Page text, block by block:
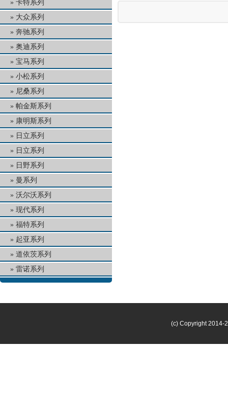
卡特系列
大众系列
奔驰系列
奥迪系列
宝马系列
小松系列
尼桑系列
帕金斯系列
康明斯系列
日立系列
日立系列
日野系列
曼系列
沃尔沃系列
现代系列
福特系列
起亚系列
道依茨系列
雷诺系列
(c) Copyright 2014-